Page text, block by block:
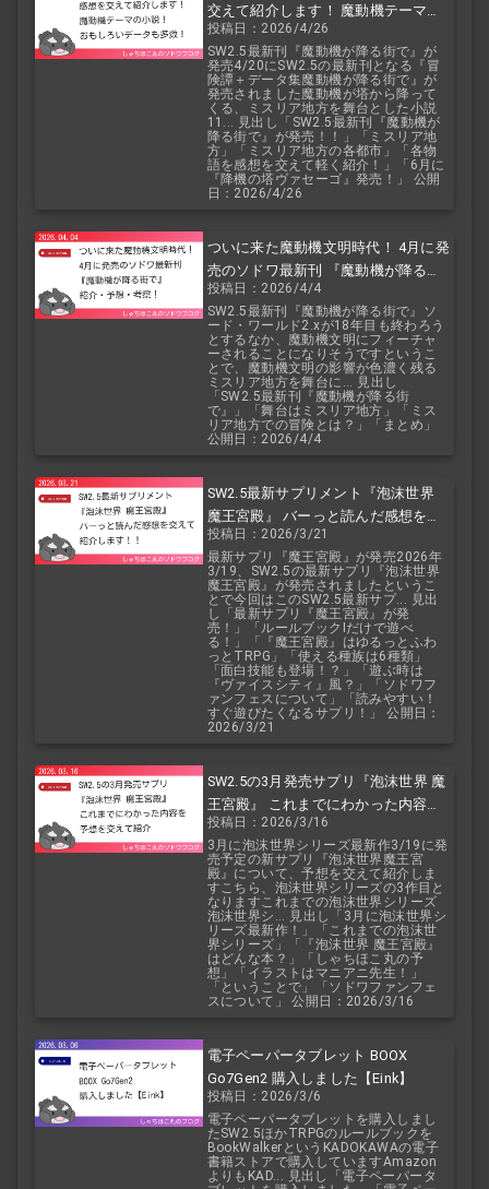
交えて紹介します！ 魔動機テーマの
小説！ おもしろいデータも多数！
投稿日：2026/4/26
SW2.5最新刊『魔動機が降る街で』が
発売4/20にSW2.5の最新刊となる『冒
険譚＋データ集魔動機が降る街で』が
発売されました魔動機が塔から降って
くる、ミスリア地方を舞台とした小説
11... 見出し「SW2.5最新刊『魔動機が
降る街で』が発売！！」「ミスリア地
方」「ミスリア地方の各都市」「各物
語を感想を交えて軽く紹介！」「6月に
『降機の塔ヴァセーゴ』発売！」 公開
日：2026/4/26
ついに来た魔動機文明時代！ 4月に発
売のソドワ最新刊 『魔動機が降る街
で』 紹介・予想・考察！
投稿日：2026/4/4
SW2.5最新刊『魔動機が降る街で』ソ
ード・ワールド2.xが18年目も終わろう
とするなか、魔動機文明にフィーチャ
ーされることになりそうですというこ
とで、魔動機文明の影響が色濃く残る
ミスリア地方を舞台に... 見出し
「SW2.5最新刊『魔動機が降る街
で』」「舞台はミスリア地方」「ミス
リア地方での冒険とは？」「まとめ」
公開日：2026/4/4
SW2.5最新サプリメント『泡沫世界
魔王宮殿』 バーっと読んだ感想を交
えて紹介します！！
投稿日：2026/3/21
最新サプリ『魔王宮殿』が発売2026年
3/19、SW2.5の最新サプリ『泡沫世界
魔王宮殿』が発売されましたというこ
とで今回はこのSW2.5最新サプ... 見出
し「最新サプリ『魔王宮殿』が発
売！」「ルールブックIだけで遊べ
る！」「『魔王宮殿』はゆるっとふわ
っとTRPG」「使える種族は6種類」
「面白技能も登場！？」「遊ぶ時は
『ヴァイスシティ』風？」「ソドワフ
ァンフェスについて」「読みやすい！
すぐ遊びたくなるサプリ！」 公開日：
2026/3/21
SW2.5の3月発売サプリ『泡沫世界 魔
王宮殿』 これまでにわかった内容を
予想を交えて紹介
投稿日：2026/3/16
3月に泡沫世界シリーズ最新作3/19に発
売予定の新サプリ『泡沫世界魔王宮
殿』について、予想を交えて紹介しま
すこちら、泡沫世界シリーズの3作目と
なりますこれまでの泡沫世界シリーズ
泡沫世界シ... 見出し「3月に泡沫世界シ
リーズ最新作！」「これまでの泡沫世
界シリーズ」「『泡沫世界 魔王宮殿』
はどんな本？」「しゃちほこ丸の予
想」「イラストはマニアニ先生！」
「ということで」「ソドワファンフェ
スについて」 公開日：2026/3/16
電子ペーパータブレット BOOX
Go7Gen2 購入しました【Eink】
投稿日：2026/3/6
電子ペーパータブレットを購入しまし
たSW2.5ほかTRPGのルールブックを
BookWalkerというKADOKAWAの電子
書籍ストアで購入していますAmazon
よりもKAD... 見出し「電子ペーパータ